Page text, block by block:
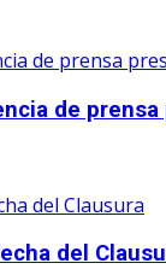
de
del